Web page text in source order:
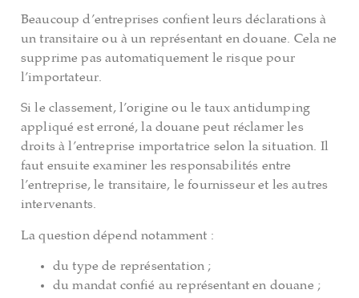
Beaucoup d’entreprises confient leurs déclarations à
un transitaire ou à un représentant en douane. Cela ne
supprime pas automatiquement le risque pour
l’importateur.
Si le classement, l’origine ou le taux antidumping
appliqué est erroné, la douane peut réclamer les
droits à l’entreprise importatrice selon la situation. Il
faut ensuite examiner les responsabilités entre
l’entreprise, le transitaire, le fournisseur et les autres
intervenants.
La question dépend notamment :
du type de représentation ;
du mandat confié au représentant en douane ;